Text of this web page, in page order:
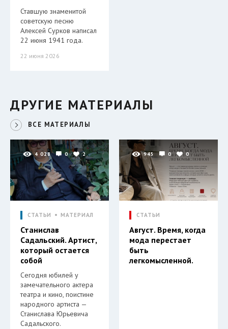
Ставшую знаменитой
советскую песню
Алексей Сурков написал
22 июня 1941 года.
22 июня 2026
ДРУГИЕ МАТЕРИАЛЫ
ВСЕ МАТЕРИАЛЫ
4 028 0 2
СТАТЬИ МАТЕРИАЛ
Станислав
Садальский. Артист,
который остается
собой
Сегодня юбилей у
замечательного актера
театра и кино, поистине
народного артиста —
Станислава Юрьевича
Садальского.
945 0 0
СТАТЬИ
Август. Время, когда
мода перестает
быть
легкомысленной.